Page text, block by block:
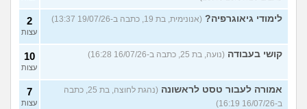
לימודי גיאוגרפיה? (אנונימית, בת 19, כתבה ב-19/07/26 13:37) 2
עצות
קושי בעבודה (נועה, בת 25, כתבה ב-16/07/26 16:28) 10
עצות
אמורה לעבור טסט לראשונה
(נהגת לחוצה, בת 25, כתבה
ב-16/07/26 16:19)
7
עצות